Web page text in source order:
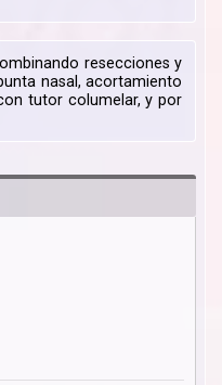
resecciones y
nasal, acortamiento
tutor columelar, y por